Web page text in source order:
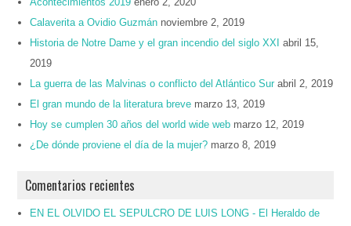
Calaverita a Ovidio Guzmán noviembre 2, 2019
Historia de Notre Dame y el gran incendio del siglo XXI
abril 15,
2019
La guerra de las Malvinas o conflicto del Atlántico Sur abril 2, 2019
El gran mundo de la literatura breve marzo 13, 2019
Hoy se cumplen 30 años del world wide web marzo 12, 2019
¿De dónde proviene el día de la mujer? marzo 8, 2019
Comentarios recientes
EN EL OLVIDO EL SEPULCRO DE LUIS LONG - El Heraldo de